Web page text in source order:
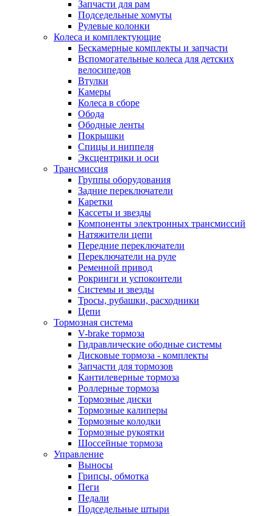
Запчасти для рам
Подседельные хомуты
Рулевые колонки
Колеса и комплектующие
Бескамерные комплекты и запчасти
Вспомогательные колеса для детских
велосипедов
Втулки
Камеры
Колеса в сборе
Обода
Ободные ленты
Покрышки
Спицы и ниппеля
Эксцентрики и оси
Трансмиссия
Группы оборудования
Задние переключатели
Каретки
Кассеты и звезды
Компоненты электронных трансмиссий
Натяжители цепи
Передние переключатели
Переключатели на руле
Ременной привод
Рокринги и успокоители
Системы и звезды
Тросы, рубашки, расходники
Цепи
Тормозная система
V-brake тормоза
Гидравлические ободные системы
Дисковые тормоза - комплекты
Запчасти для тормозов
Кантилеверные тормоза
Роллерные тормоза
Тормозные диски
Тормозные калиперы
Тормозные колодки
Тормозные рукоятки
Шоссейные тормоза
Управление
Выносы
Грипсы, обмотка
Пеги
Педали
Подседельные штыри